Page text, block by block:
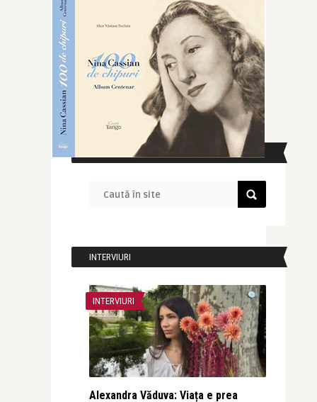
CAUTĂ ÎN SITE
INTERVIURI
INTERVIURI
Alexandra Văduva: Viața e prea